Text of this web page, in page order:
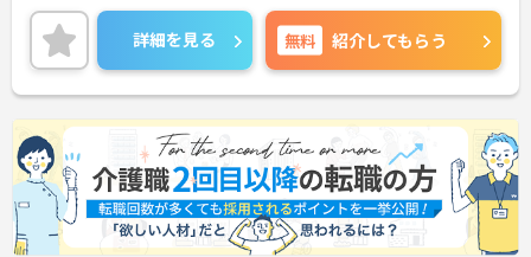
詳細を見る 無料 紹介してもらう